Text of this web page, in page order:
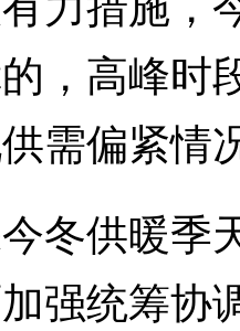
，高峰时
需偏紧情
供暖季
强统筹